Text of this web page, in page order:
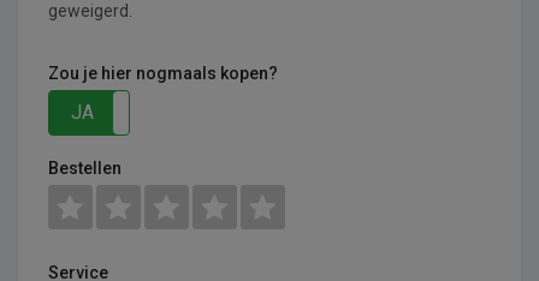
geweigerd.
Zou je hier nogmaals kopen?
JA
Bestellen
Service